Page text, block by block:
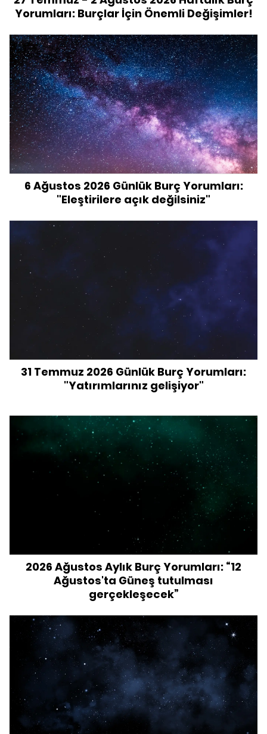
Yorumları: Burçlar İçin Önemli Değişimler!
6 Ağustos 2026 Günlük Burç Yorumları:
"Eleştirilere açık değilsiniz"
31 Temmuz 2026 Günlük Burç Yorumları:
"Yatırımlarınız gelişiyor"
2026 Ağustos Aylık Burç Yorumları: “12
Ağustos'ta Güneş tutulması
gerçekleşecek”